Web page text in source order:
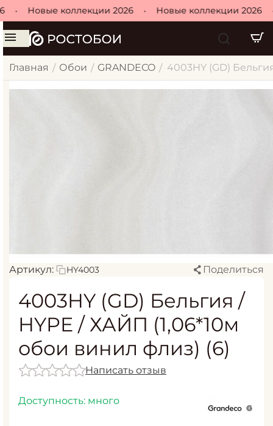
Новые коллекции 2026 Новые коллекции 2026
Главная / Обои / GRANDECO / 4003HY (GD)
Артикул: HY4003 Поделиться
4003HY (GD) Бельгия /
HYPE / ХАЙП (1,06*10м
обои винил флиз) (6)
Написать отзыв
Доступность: много